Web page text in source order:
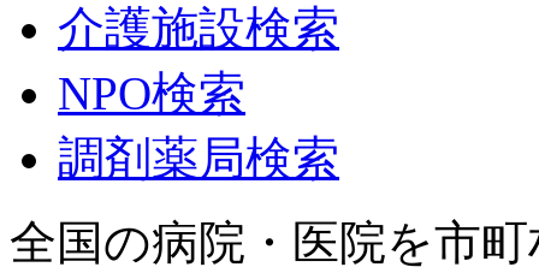
介護施設検索
NPO検索
調剤薬局検索
全国の病院・医院を市